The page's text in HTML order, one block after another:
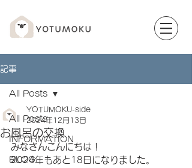
記事
All Posts
INFORMATION
BLOG
All Posts
お風呂の交換
YOTUMOKU-side
2024年12月13日
みなさんこんにちは！
2024年もあと18日になりました。